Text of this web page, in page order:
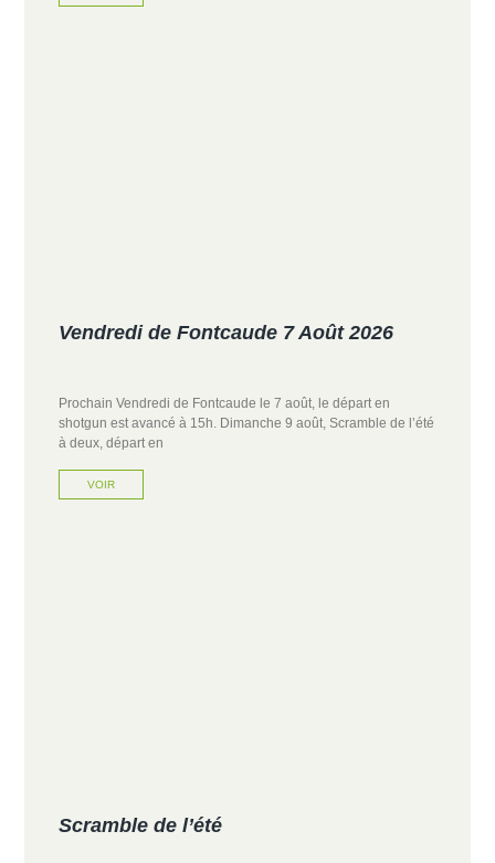
Vendredi de Fontcaude 7 Août 2026
Prochain Vendredi de Fontcaude le 7 août, le départ en
shotgun est avancé à 15h. Dimanche 9 août, Scramble de l’été
à deux, départ en
VOIR
Scramble de l’été